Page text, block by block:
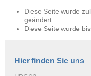
Diese Seite wurde
geändert.
Diese Seite wurde
Hier finden Sie uns